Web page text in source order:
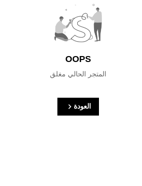
OOPS
المتجر الحالي مغلق
العودة